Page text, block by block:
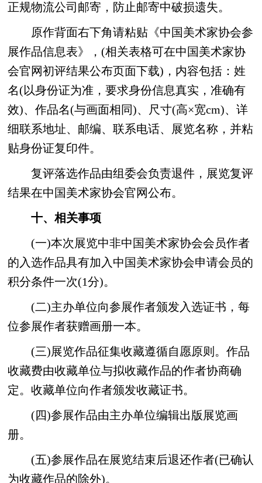
正规物流公司邮寄，防止邮寄中破损遗失。
原作背面右下角请粘贴《中国美术家协会参
展作品信息表》，(相关表格可在中国美术家协
会官网初评结果公布页面下载)，内容包括：姓
名(以身份证为准，要求身份信息真实，准确有
效)、作品名(与画面相同)、尺寸(高×宽cm)、详
细联系地址、邮编、联系电话、展览名称，并粘
贴身份证复印件。
复评落选作品由组委会负责退件，展览复评
结果在中国美术家协会官网公布。
十、相关事项
(一)本次展览中非中国美术家协会会员作者
的入选作品具有加入中国美术家协会申请会员的
积分条件一次(1分)。
(二)主办单位向参展作者颁发入选证书，每
位参展作者获赠画册一本。
(三)展览作品征集收藏遵循自愿原则。作品
收藏费由收藏单位与拟收藏作品的作者协商确
定。收藏单位向作者颁发收藏证书。
(四)参展作品由主办单位编辑出版展览画
册。
(五)参展作品在展览结束后退还作者(已确认
为收藏作品的除外)。